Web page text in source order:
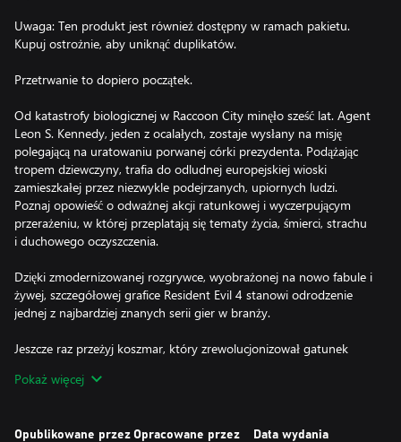
Uwaga: Ten produkt jest również dostępny w ramach pakietu.
Kupuj ostrożnie, aby uniknąć duplikatów.
Przetrwanie to dopiero początek.
Od katastrofy biologicznej w Raccoon City minęło sześć lat. Agent
Leon S. Kennedy, jeden z ocalałych, zostaje wysłany na misję
polegającą na uratowaniu porwanej córki prezydenta. Podążając
tropem dziewczyny, trafia do odludnej europejskiej wioski
zamieszkałej przez niezwykle podejrzanych, upiornych ludzi.
Poznaj opowieść o odważnej akcji ratunkowej i wyczerpującym
przerażeniu, w której przeplatają się tematy życia, śmierci, strachu
i duchowego oczyszczenia.
Dzięki zmodernizowanej rozgrywce, wyobrażonej na nowo fabule i
żywej, szczegółowej grafice Resident Evil 4 stanowi odrodzenie
jednej z najbardziej znanych serii gier w branży.
Jeszcze raz przeżyj koszmar, który zrewolucjonizował gatunek
Pokaż więcej
Opublikowane przez Opracowane przez Data wydania